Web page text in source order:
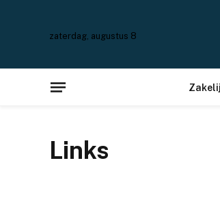
zaterdag, augustus 8
Links